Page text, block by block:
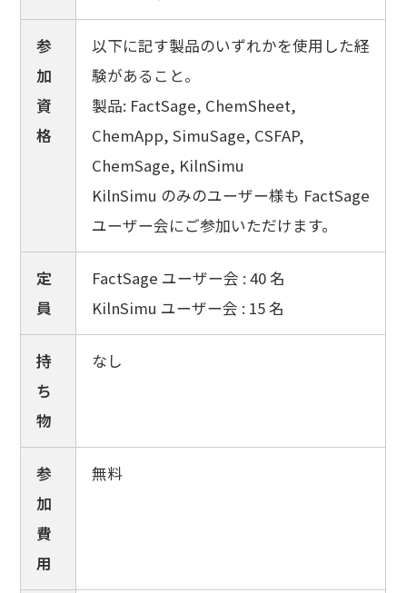
参
加
資
格
以下に記す製品のいずれかを使用した経
験があること。
製品: FactSage, ChemSheet,
ChemApp, SimuSage, CSFAP,
ChemSage, KilnSimu
KilnSimu のみのユーザー様も FactSage
ユーザー会にご参加いただけます。
定
員
FactSage ユーザー会 : 40 名
KilnSimu ユーザー会 : 15 名
持
ち
物
なし
参
加
費
用
無料